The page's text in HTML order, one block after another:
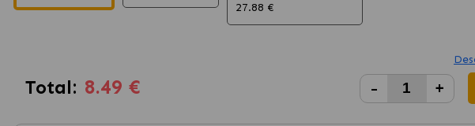
27.88 €
Total: 8.49 € - +